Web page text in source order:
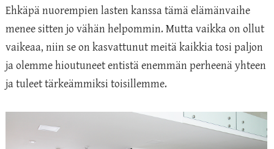
Ehkäpä nuorempien lasten kanssa tämä elämänvaihe
menee sitten jo vähän helpommin. Mutta vaikka on ollut
vaikeaa, niin se on kasvattunut meitä kaikkia tosi paljon
ja olemme hioutuneet entistä enemmän perheenä yhteen
ja tuleet tärkeämmiksi toisillemme.